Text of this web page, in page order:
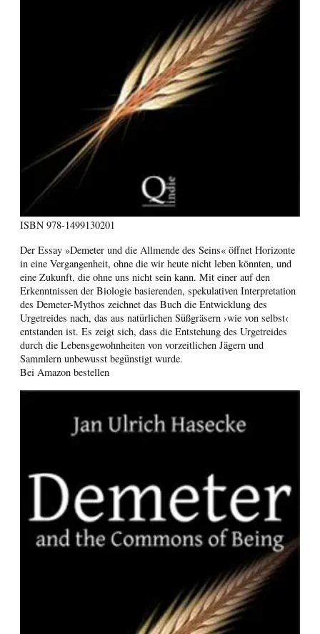
ISBN 978-1499130201
Der Essay »Demeter und die Allmende des Seins« öffnet Horizonte
in eine Vergangenheit, ohne die wir heute nicht leben könnten, und
eine Zukunft, die ohne uns nicht sein kann. Mit einer auf den
Erkenntnissen der Biologie basierenden, spekulativen Interpretation
des Demeter-Mythos zeichnet das Buch die Entwicklung des
Urgetreides nach, das aus natürlichen Süßgräsern ›wie von selbst‹
entstanden ist. Es zeigt sich, dass die Entstehung des Urgetreides
durch die Lebensgewohnheiten von vorzeitlichen Jägern und
Sammlern unbewusst begünstigt wurde.
Bei Amazon bestellen